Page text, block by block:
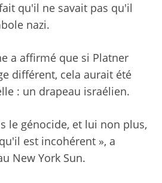
qu'il ne savait pas qu'il
nazi.
a affirmé que si Platner
différent, cela aurait été
: un drapeau israélien.
le génocide, et lui non plus,
est incohérent », a
New York Sun.